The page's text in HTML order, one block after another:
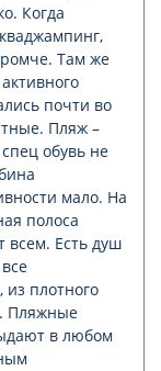
Когда
Там же
почти во
Пляж –
обувь не
мало. На
полоса
всем. Есть душ
плотного
Пляжные
в любом